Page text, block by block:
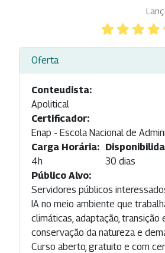
Oferta
Conteudista:
Apolitical
Certificador:
Enap - Escola Nacional de
Carga Horária:
4h
30 dias
Público Alvo:
Servidores públicos
IA no meio ambiente que
climáticas, adaptação, transição
conservação da natureza e
Curso aberto, gratuito e com